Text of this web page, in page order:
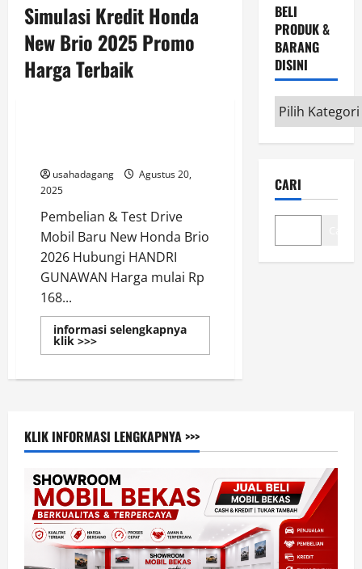
Simulasi Kredit Honda
New Brio 2025 Promo
Harga Terbaik
usahadagang
Agustus 20,
2025
Pembelian & Test Drive
Mobil Baru New Honda Brio
2026 Hubungi HANDRI
GUNAWAN Harga mulai Rp
168...
informasi selengkapnya
klik >>>Read
more
Promo
Jakarta
2026
BELI
PRODUK &
BARANG
DISINI
Beli
Produk
&
disini
CARI
KLIK INFORMASI LENGKAPNYA >>>